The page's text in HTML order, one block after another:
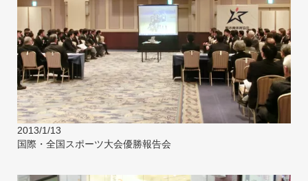
2013/1/13
国際・全国スポーツ大会優勝報告会